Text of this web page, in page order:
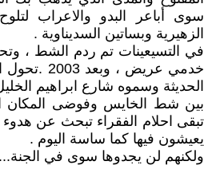
سوى أباعر البدو والاعراب
الزهيرية وبساتين السديناوية .
في التسيعينات تم ردم الشط ،
خدمي عريض
الحديثة وسموه شارع ابراهيم
بين شط الخايس وفوضى
تبقى احلام الفقراء تبحث عن
يعيشون فيها كما ساسة اليوم .
ولكنهم لن يجدوها سوى في